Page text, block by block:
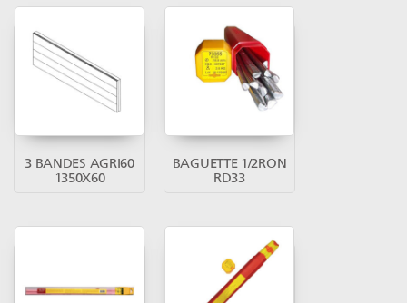
3 BANDES AGRI60
1350X60
BAGUETTE 1/2RON
RD33